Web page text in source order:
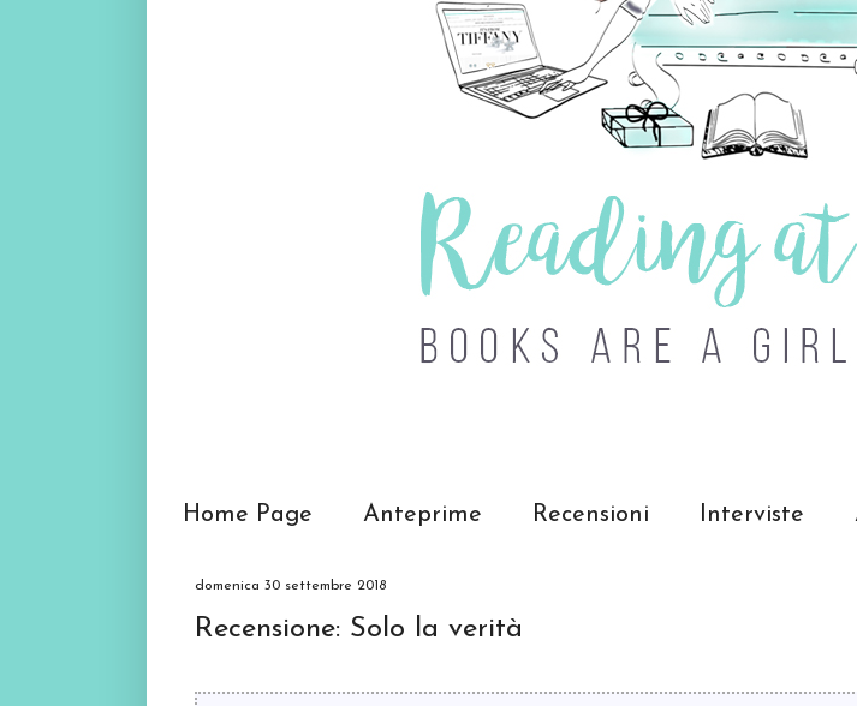
Home Page Anteprime Recensioni Interviste
domenica 30 settembre 2018
Recensione: Solo la verità